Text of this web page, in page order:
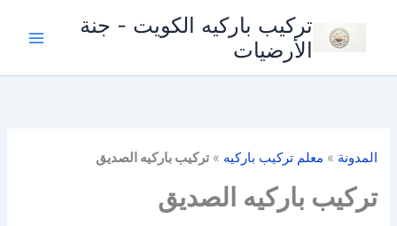
المحتوى
تركيب باركيه الكويت - جنة
الأرضيات
المدونة » معلم تركيب باركيه »تركيب باركيه الصديق
تركيب باركيه الصديق